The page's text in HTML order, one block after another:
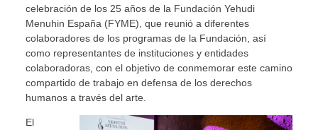
celebración de los 25 años de la Fundación Yehudi
Menuhin España (FYME), que reunió a diferentes
colaboradores de los programas de la Fundación, así
como representantes de instituciones y entidades
colaboradoras, con el objetivo de conmemorar este camino
compartido de trabajo en defensa de los derechos
humanos a través del arte.
El